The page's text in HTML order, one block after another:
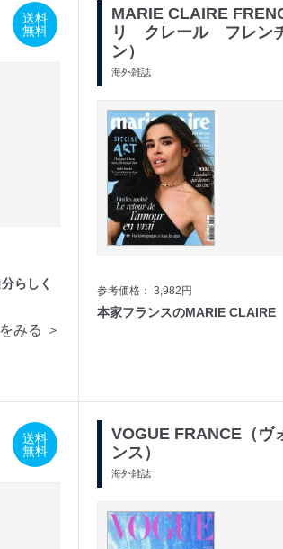
送料
無料
らしく
みる ＞
MARIE CLAIRE
リ クレール フレン
ン）
海外雑誌
参考価格： 3,982円
本家フランスのMARIE CLAIRE
送料
無料
VOGUE FRANCE（
ンス）
海外雑誌